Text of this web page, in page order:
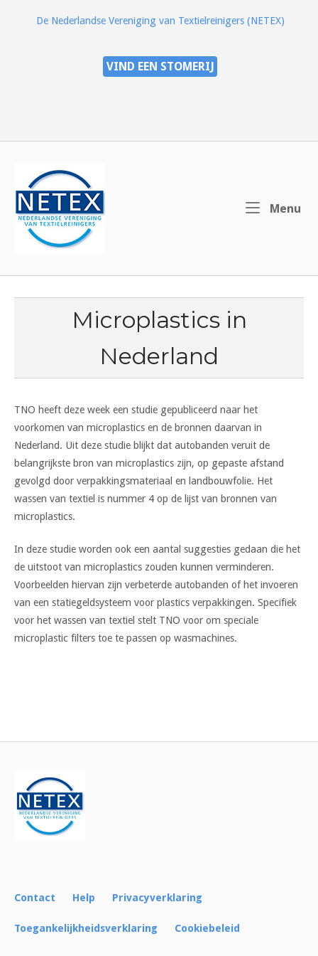
De Nederlandse Vereniging van Textielreinigers (NETEX)
VIND EEN STOMERIJ
Menu
Microplastics in
Nederland
TNO heeft deze week een studie gepubliceerd naar het
voorkomen van microplastics en de bronnen daarvan in
Nederland. Uit deze studie blijkt dat autobanden veruit de
belangrijkste bron van microplastics zijn, op gepaste afstand
gevolgd door verpakkingsmateriaal en landbouwfolie. Het
wassen van textiel is nummer 4 op de lijst van bronnen van
microplastics.
In deze studie worden ook een aantal suggesties gedaan die het
de uitstoot van microplastics zouden kunnen verminderen.
Voorbeelden hiervan zijn verbeterde autobanden of het invoeren
van een statiegeldsysteem voor plastics verpakkingen. Specifiek
voor het wassen van textiel stelt TNO voor om speciale
microplastic filters toe te passen op wasmachines.
navigatie
Contact Help Privacyverklaring
Toegankelijkheidsverklaring Cookiebeleid